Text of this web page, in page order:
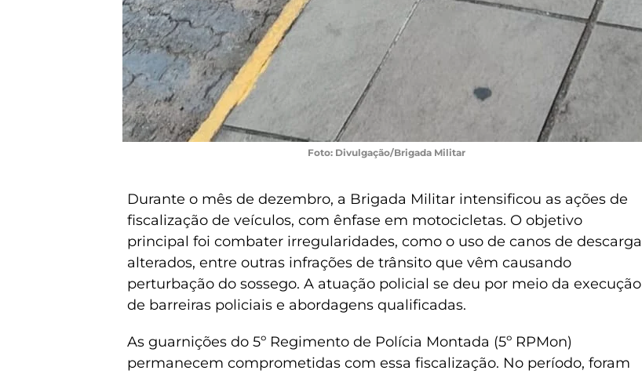
Foto: Divulgação/Brigada Militar
Durante o mês de dezembro, a Brigada Militar intensificou as ações de
fiscalização de veículos, com ênfase em motocicletas. O objetivo
principal foi combater irregularidades, como o uso de canos de descarga
alterados, entre outras infrações de trânsito que vêm causando
perturbação do sossego. A atuação policial se deu por meio da execução
de barreiras policiais e abordagens qualificadas.
As guarnições do 5º Regimento de Polícia Montada (5º RPMon)
permanecem comprometidas com essa fiscalização. No período, foram